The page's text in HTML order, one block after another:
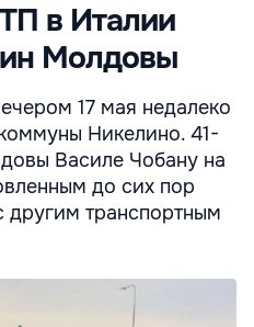
в Италии
Молдовы
17 мая недалеко
Никелино. 41-
Василе Чобану на
до сих пор
другим транспортным